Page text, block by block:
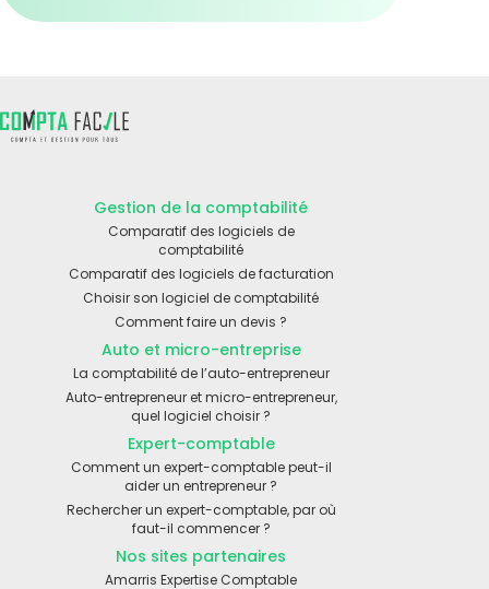
Gestion de la comptabilité
Comparatif des logiciels de
comptabilité
Comparatif des logiciels de facturation
Choisir son logiciel de comptabilité
Comment faire un devis ?
Auto et micro-entreprise
La comptabilité de l’auto-entrepreneur
Auto-entrepreneur et micro-entrepreneur,
quel logiciel choisir ?
Expert-comptable
Comment un expert-comptable peut-il
aider un entrepreneur ?
Rechercher un expert-comptable, par où
faut-il commencer ?
Nos sites partenaires
Amarris Expertise Comptable